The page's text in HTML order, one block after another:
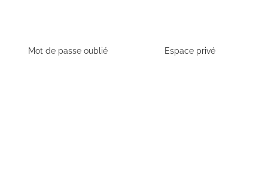
Mot de passe oublié Espace privé